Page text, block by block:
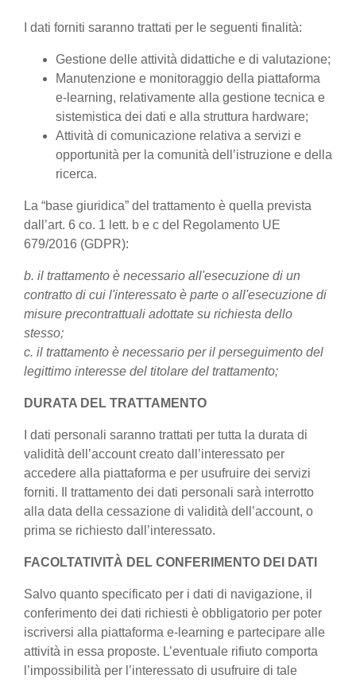
I dati forniti saranno trattati per le seguenti finalità:
Gestione delle attività didattiche e di valutazione;
Manutenzione e monitoraggio della piattaforma
e-learning, relativamente alla gestione tecnica e
sistemistica dei dati e alla struttura hardware;
Attività di comunicazione relativa a servizi e
opportunità per la comunità dell’istruzione e della
ricerca.
La “base giuridica” del trattamento è quella prevista
dall’art. 6 co. 1 lett. b e c del Regolamento UE
679/2016 (GDPR):
b. il trattamento è necessario all'esecuzione di un
contratto di cui l'interessato è parte o all'esecuzione di
misure precontrattuali adottate su richiesta dello
stesso;
c. il trattamento è necessario per il perseguimento del
legittimo interesse del titolare del trattamento;
DURATA DEL TRATTAMENTO
I dati personali saranno trattati per tutta la durata di
validità dell’account creato dall’interessato per
accedere alla piattaforma e per usufruire dei servizi
forniti. Il trattamento dei dati personali sarà interrotto
alla data della cessazione di validità dell’account, o
prima se richiesto dall’interessato.
FACOLTATIVITÀ DEL CONFERIMENTO DEI DATI
Salvo quanto specificato per i dati di navigazione, il
conferimento dei dati richiesti è obbligatorio per poter
iscriversi alla piattaforma e-learning e partecipare alle
attività in essa proposte. L’eventuale rifiuto comporta
l’impossibilità per l’interessato di usufruire di tale